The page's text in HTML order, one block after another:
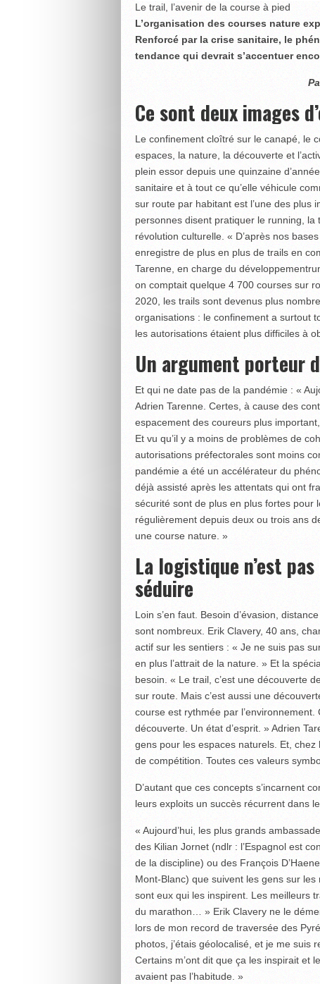
Le trail, l’avenir de la course à pied
L’organisation des courses nature
Renforcé par la crise sanitaire, le
tendance qui devrait s’accentuer
Ce sont deux images
Le confinement cloîtré sur le canapé, le
espaces, la nature, la découverte et
plein essor depuis une quinzaine
sanitaire et à tout ce qu’elle véhicule
sur route par habitant est l’une des plus
personnes disent pratiquer le running,
révolution culturelle. « D’après nos
enregistre de plus en plus de trails en
Tarenne, en charge du
on comptait quelque 4 700 courses sur
2020, les trails sont devenus plus
organisations : le confinement a surtout
les autorisations étaient plus difficiles à
Un argument porteur
Et qui ne date pas de la pandémie : «
Adrien Tarenne. Certes, à cause des
espacement des coureurs plus
Et vu qu’il y a moins de problèmes de
autorisations préfectorales sont moins
pandémie a été un accélérateur du
déjà assisté après les attentats qui ont
sécurité sont de plus en plus fortes pour
régulièrement depuis deux ou trois ans
une course nature. »
La logistique n’est
séduire
Loin s’en faut. Besoin d’évasion,
sont nombreux. Erik Clavery, 40 ans,
actif sur les sentiers : « Je ne suis pas
en plus l’attrait de la nature. » Et la
besoin. « Le trail, c’est une découverte
sur route. Mais c’est aussi une
course est rythmée par
découverte. Un état d’esprit. » Adrien
gens pour les espaces naturels. Et,
de compétition. Toutes ces valeurs
D’autant que ces concepts s’incarnent
leurs exploits un succès récurrent dans
« Aujourd’hui, les plus grands
des Kilian Jornet (ndlr : l’Espagnol est
de la discipline) ou des François
Mont-Blanc) que suivent les gens sur
sont eux qui les inspirent. Les meilleurs
du marathon… » Erik Clavery ne le
lors de mon record de traversée des
photos, j’étais géolocalisé, et je me suis
Certains m’ont dit que ça les inspirait et
avaient pas l’habitude. »